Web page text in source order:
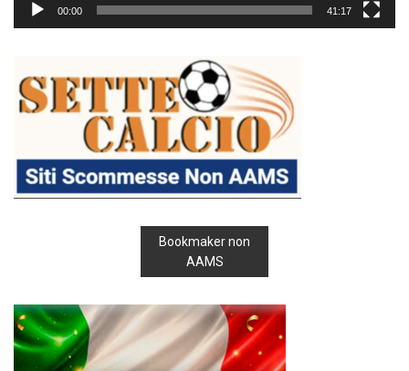
00:00 41:17
Bookmaker non
AAMS